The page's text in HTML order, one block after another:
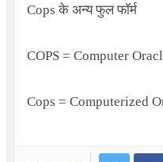
Copsके अन्य फुल फॉर्म
COPS = Computer
Cops = Computerized